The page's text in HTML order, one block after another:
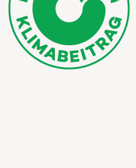
*
Abhängig
vom
Bestellwert:
Die
genauen